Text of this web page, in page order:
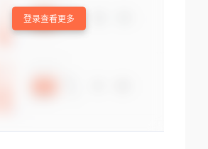
登录查看更多